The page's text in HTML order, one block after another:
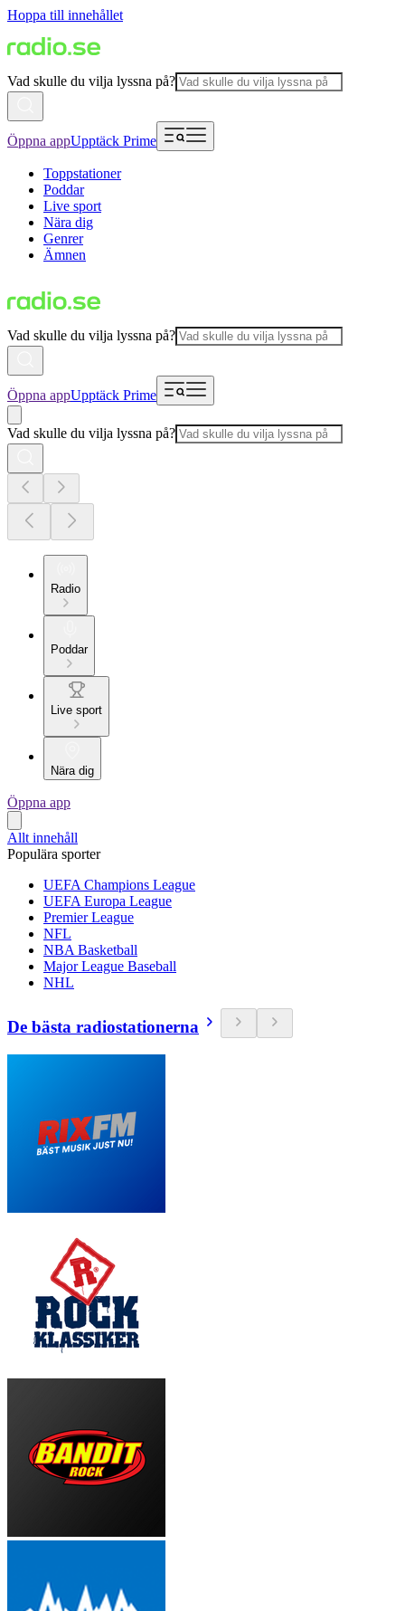
Hoppa till innehållet
Vad skulle du vilja lyssna på?
Öppna appUpptäck Prime
Toppstationer
Poddar
Live sport
Nära dig
Genrer
Ämnen
Vad skulle du vilja lyssna på?
Öppna appUpptäck Prime
Vad skulle du vilja lyssna på?
Radio
Poddar
Live sport
Nära dig
Öppna app
Allt innehåll
Populära sporter
UEFA Champions League
UEFA Europa League
Premier League
NFL
NBA Basketball
Major League Baseball
NHL
De bästa radiostationerna